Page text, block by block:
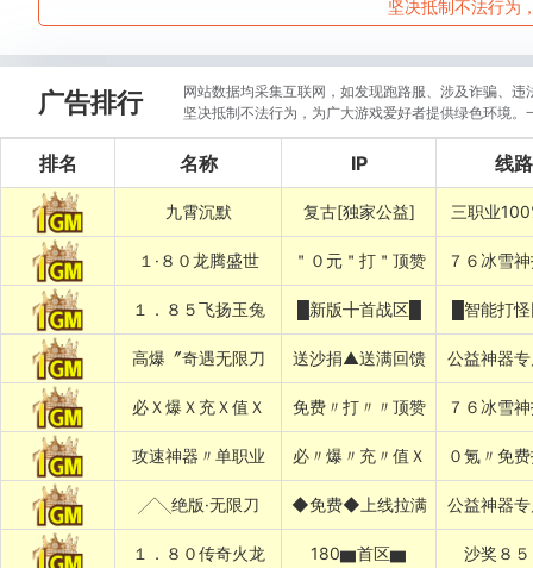
坚决抵制不法行为
广告排行
网站数据均采集互联网，如发现跑路服、涉及诈骗、
坚决抵制不法行为，为广大游戏爱好者提供绿色环境
排名 名称 IP 线路
九霄沉默 复古[独家公益] 三职业
１·８０龙腾盛世 ＂０元＂打＂顶赞 ７６冰雪
１．８５飞扬玉兔 █新版╋首战区█ █智能打
高爆〞奇遇无限刀 送沙捐▲送满回馈 公益神器
必Ｘ爆Ｘ充Ｘ值Ｘ 免费〃打〃〃顶赞 ７６冰雪
攻速神器〃单职业 必〃爆〃充〃值Ｘ ０氪〃免
╱╲绝版·无限刀 ◆免费◆上线拉满 公益神器
１．８０传奇火龙 180▆首区▆ 沙奖８